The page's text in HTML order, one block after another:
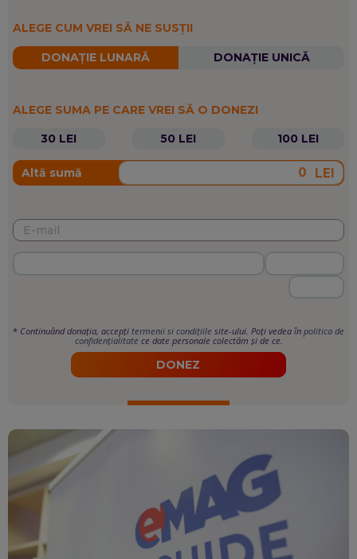
ALEGE CUM VREI SĂ NE SUSȚII
DONAȚIE LUNARĂ DONAȚIE UNICĂ
ALEGE SUMA PE CARE VREI SĂ O DONEZI
30 LEI
50 LEI 100 LEI
Altă sumă LEI
* Continuând donația, accepți termenii si condițiile site-ului. Poți vedea în politica de
confidențialitate ce date personale colectăm și de ce.
DONEZ